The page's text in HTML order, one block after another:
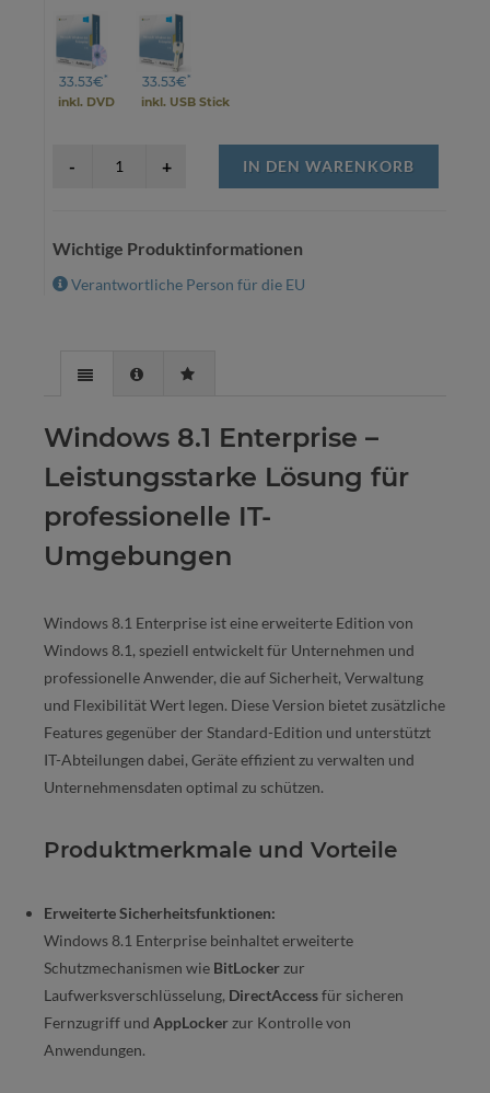
33.53€*
inkl. DVD
33.53€*
inkl. USB Stick
IN DEN WARENKORB
Wichtige Produktinformationen
Verantwortliche Person für die EU
Windows 8.1 Enterprise –
Leistungsstarke Lösung für
professionelle IT-
Umgebungen
Windows 8.1 Enterprise ist eine erweiterte Edition von
Windows 8.1, speziell entwickelt für Unternehmen und
professionelle Anwender, die auf Sicherheit, Verwaltung
und Flexibilität Wert legen. Diese Version bietet zusätzliche
Features gegenüber der Standard-Edition und unterstützt
IT-Abteilungen dabei, Geräte effizient zu verwalten und
Unternehmensdaten optimal zu schützen.
Produktmerkmale und Vorteile
Erweiterte Sicherheitsfunktionen:
Windows 8.1 Enterprise beinhaltet erweiterte
Schutzmechanismen wie BitLockerzur
Laufwerksverschlüsselung, DirectAccessfür sicheren
Fernzugriff und AppLockerzur Kontrolle von
Anwendungen.